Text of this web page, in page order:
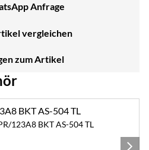
Anfrage
vergleichen
zum Artikel
123A8 BKT AS-504 TL